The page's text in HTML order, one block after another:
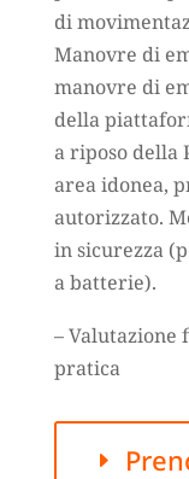
di
Manovre di
manovre di
della
a riposo della
area idonea,
autorizzato.
in sicurezza
a batterie).
– Valutazione
pratica